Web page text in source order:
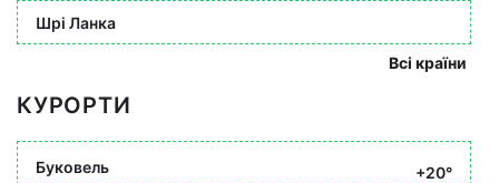
Шрі Ланка
Всі країни
КУРОРТИ
Буковель +20°